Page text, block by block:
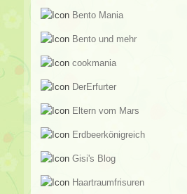
Bento Mania
Bento und mehr
cookmania
DerErfurter
Eltern vom Mars
Erdbeerkönigreich
Gisi's Blog
Haartraumfrisuren